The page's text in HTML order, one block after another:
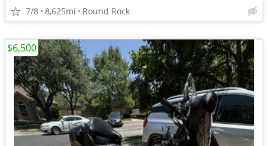
7/8 8,625mi Round Rock
$6,500